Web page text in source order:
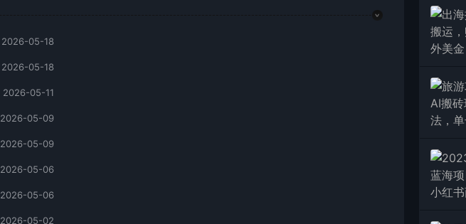
2026-05-18
2026-05-18
2026-05-11
2026-05-09
2026-05-09
2026-05-06
2026-05-06
2026-05-02